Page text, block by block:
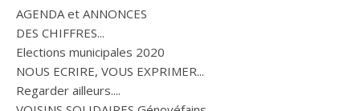
AGENDA et ANNONCES
DES CHIFFRES...
Elections municipales 2020
NOUS ECRIRE, VOUS EXPRIMER...
Regarder ailleurs....